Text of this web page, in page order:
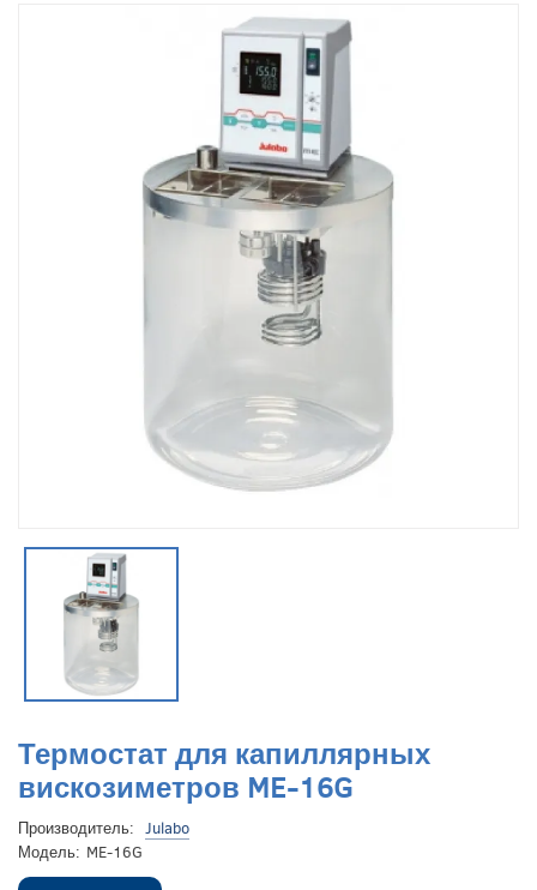
Термостат для капиллярных
вискозиметров ME-16G
Производитель: Julabo
Модель: ME-16G